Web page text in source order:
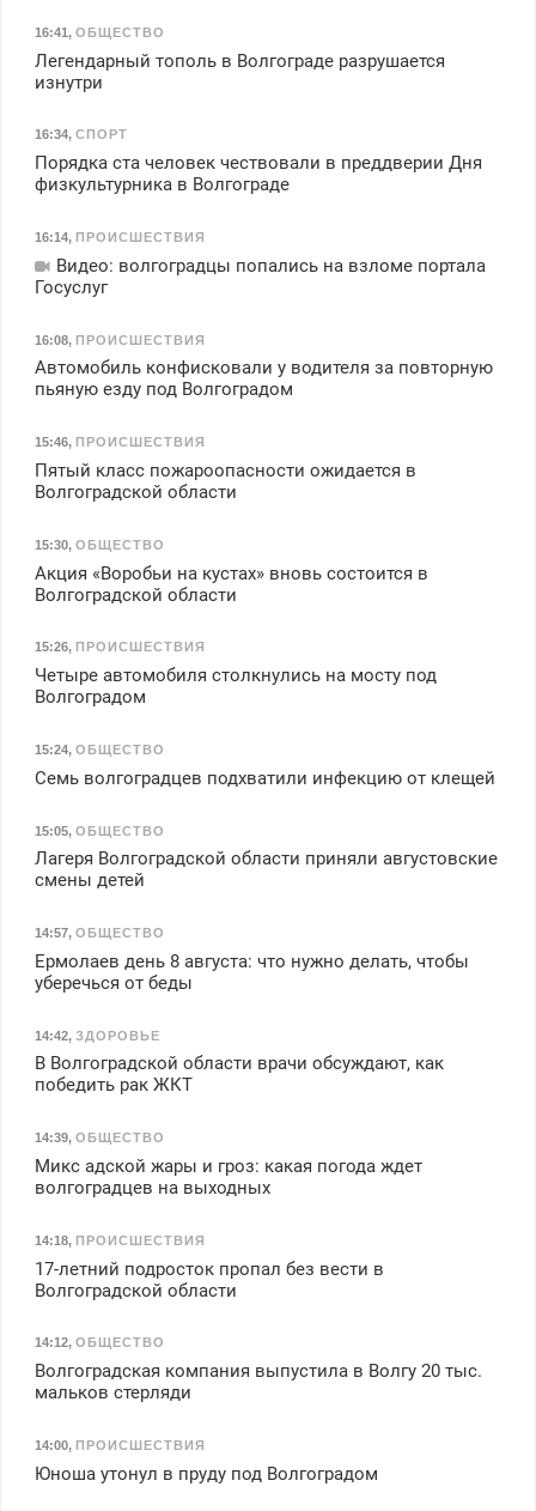
16:41, ОБЩЕСТВО
Легендарный тополь в Волгограде разрушается
изнутри
16:34, СПОРТ
Порядка ста человек чествовали в преддверии Дня
физкультурника в Волгограде
16:14, ПРОИСШЕСТВИЯ
Видео: волгоградцы попались на взломе портала
Госуслуг
16:08, ПРОИСШЕСТВИЯ
Автомобиль конфисковали у водителя за повторную
пьяную езду под Волгоградом
15:46, ПРОИСШЕСТВИЯ
Пятый класс пожароопасности ожидается в
Волгоградской области
15:30, ОБЩЕСТВО
Акция «Воробьи на кустах» вновь состоится в
Волгоградской области
15:26, ПРОИСШЕСТВИЯ
Четыре автомобиля столкнулись на мосту под
Волгоградом
15:24, ОБЩЕСТВО
Семь волгоградцев подхватили инфекцию от клещей
15:05, ОБЩЕСТВО
Лагеря Волгоградской области приняли августовские
смены детей
14:57, ОБЩЕСТВО
Ермолаев день 8 августа: что нужно делать, чтобы
уберечься от беды
14:42, ЗДОРОВЬЕ
В Волгоградской области врачи обсуждают, как
победить рак ЖКТ
14:39, ОБЩЕСТВО
Микс адской жары и гроз: какая погода ждет
волгоградцев на выходных
14:18, ПРОИСШЕСТВИЯ
17-летний подросток пропал без вести в
Волгоградской области
14:12, ОБЩЕСТВО
Волгоградская компания выпустила в Волгу 20 тыс.
мальков стерляди
14:00, ПРОИСШЕСТВИЯ
Юноша утонул в пруду под Волгоградом